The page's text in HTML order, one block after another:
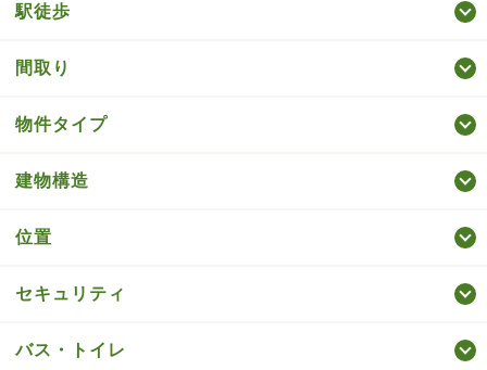
駅徒歩
間取り
物件タイプ
建物構造
位置
セキュリティ
バス・トイレ